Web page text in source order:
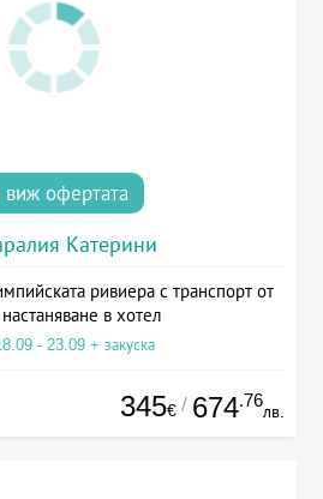
виж офертата
Катерини
ривиера с транспорт от
в хотел
- 23.09 + закуска
345€ / 674.76
лв.